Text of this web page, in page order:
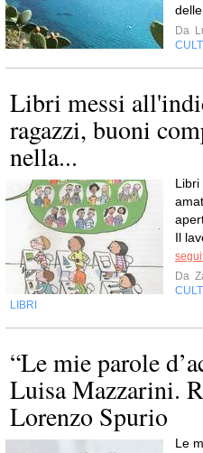
Da
Libri messi
ragazzi, buoni
nella...
Libri
Il
Da
LIBRI
“Le mie parole
Luisa Mazzarini.
Lorenzo Spurio
Le